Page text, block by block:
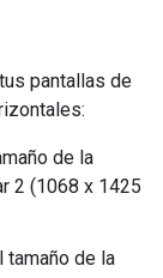
pantallas de
de la
2 (1068 x 1425
tamaño de la